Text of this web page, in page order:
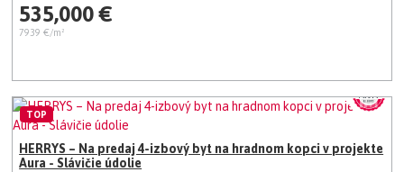
535,000 €
7939 €/m²
HERRYS – Na predaj 4-izbový byt na hradnom kopci v projekte
Aura - Slávičie údolie
TOP